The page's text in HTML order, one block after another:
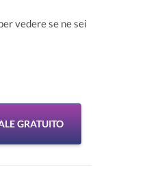
vedere se ne sei
GRATUITO